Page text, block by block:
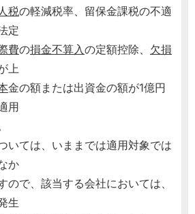
税の軽減税率、留保金課税の不適
定
費の損金不算入の定額控除、 欠損
上
金の額または出資金の額が1億円
用
いては、いままでは適用対象では
か
ので、該当する会社においては、
生